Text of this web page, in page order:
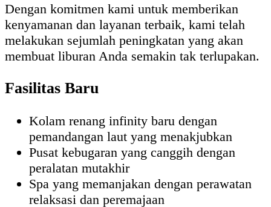
Dengan komitmen kami untuk memberikan
kenyamanan dan layanan terbaik, kami telah
melakukan sejumlah peningkatan yang akan
membuat liburan Anda semakin tak terlupakan.
Fasilitas Baru
Kolam renang infinity baru dengan
pemandangan laut yang menakjubkan
Pusat kebugaran yang canggih dengan
peralatan mutakhir
Spa yang memanjakan dengan perawatan
relaksasi dan peremajaan